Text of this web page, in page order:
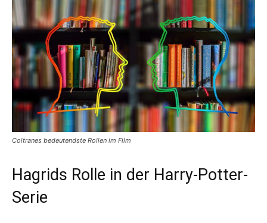
Coltranes bedeutendste Rollen im Film
Hagrids Rolle in der Harry-Potter-
Serie